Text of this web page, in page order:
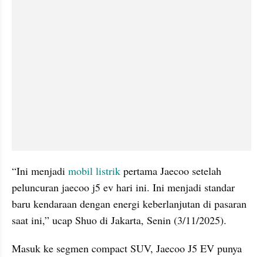
“Ini menjadi mobil listrik pertama Jaecoo setelah
peluncuran jaecoo j5 ev hari ini. Ini menjadi standar
baru kendaraan dengan energi keberlanjutan di pasaran
saat ini,” ucap Shuo di Jakarta, Senin (3/11/2025).
Masuk ke segmen compact SUV, Jaecoo J5 EV punya